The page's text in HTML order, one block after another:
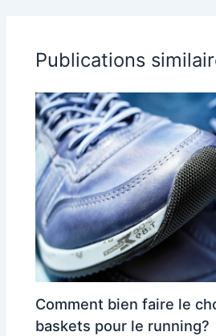
Publications
Comment bien faire le
baskets pour le running?